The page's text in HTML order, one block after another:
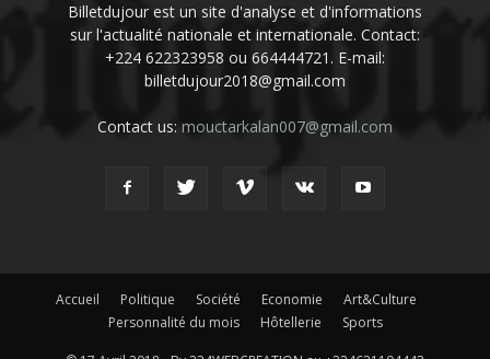
Billetdujour est un site d'analyse et d'informations
sur l'actualité nationale et internationale. Contact:
+224 622323958 ou 664444721. E-mail:
billetdujour2018@gmail.com
Contact us: mouctarkalan007@gmail.com
Accueil Politique Société Economie
Art&Culture
Personnalité du mois
Hôtellerie Sports